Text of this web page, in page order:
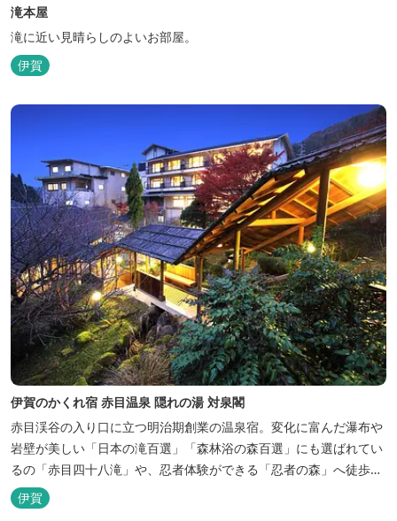
滝本屋
滝に近い見晴らしのよいお部屋。
伊賀
伊賀のかくれ宿 赤目温泉 隠れの湯 対泉閣
赤目渓谷の入り口に立つ明治期創業の温泉宿。変化に富んだ瀑布や
岩壁が美しい「日本の滝百選」「森林浴の森百選」にも選ばれてい
るの「赤目四十八滝」や、忍者体験ができる「忍者の森」へ徒歩５
分と観光にも好立地です。 地下１０００メートルから湧くアルカリ
性単純温泉はしっとり滑らかな肌触りで美肌効果も期待できます。
伊賀